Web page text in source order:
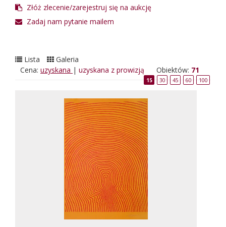
Złóż zlecenie/zarejestruj się na aukcję
Zadaj nam pytanie mailem
Lista
Galeria
Cena: uzyskana | uzyskana z prowizją Obiektów: 71
15 30 45 60 100